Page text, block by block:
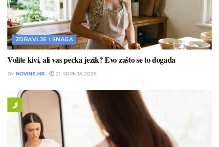
ZDRAVLJE I SNAGA
Volite kivi, ali vas pecka jezik? Evo zašto se to događa
BY NOVINE.HR 21. SRPNJA 2026.